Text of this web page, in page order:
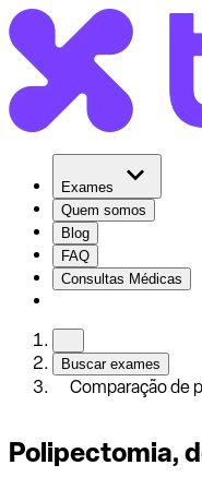
Exames
Quem somos
Blog
FAQ
Consultas Médicas
Buscar exames
Comparação de
Polipectomia,